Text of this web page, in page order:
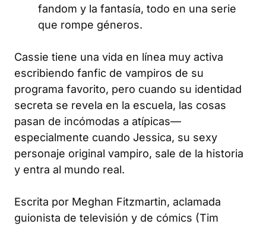
fandom y la fantasía, todo en una serie
que rompe géneros.
Cassie tiene una vida en línea muy activa
escribiendo fanfic de vampiros de su
programa favorito, pero cuando su identidad
secreta se revela en la escuela, las cosas
pasan de incómodas a atípicas—
especialmente cuando Jessica, su sexy
personaje original vampiro, sale de la historia
y entra al mundo real.
Escrita por Meghan Fitzmartin, aclamada
guionista de televisión y de cómics (Tim